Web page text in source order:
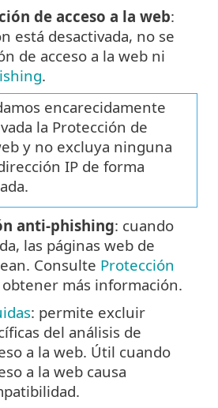
de acceso a la web:
está desactivada, no se
de acceso a la web ni
.
encarecidamente
la Protección de
y no excluya ninguna
IP de forma
anti-phishing: cuando
las páginas web de
Consulte Protección
obtener más información.
: permite excluir
del análisis de
a la web. Útil cuando
a la web causa